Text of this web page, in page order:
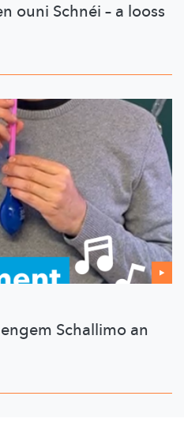
ouni Schnéi – a looss
Schallimo an